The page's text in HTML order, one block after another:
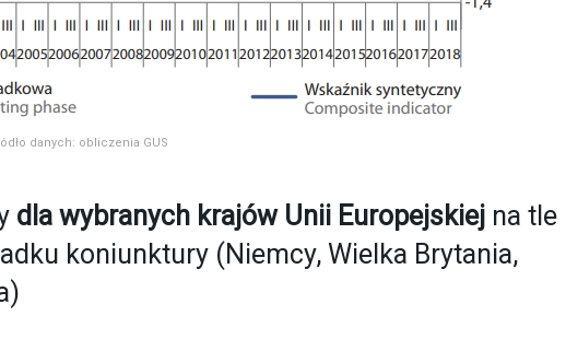
danych: obliczenia GUS
dla wybranych krajów Unii Europejskiej na tle
koniunktury (Niemcy, Wielka Brytania,